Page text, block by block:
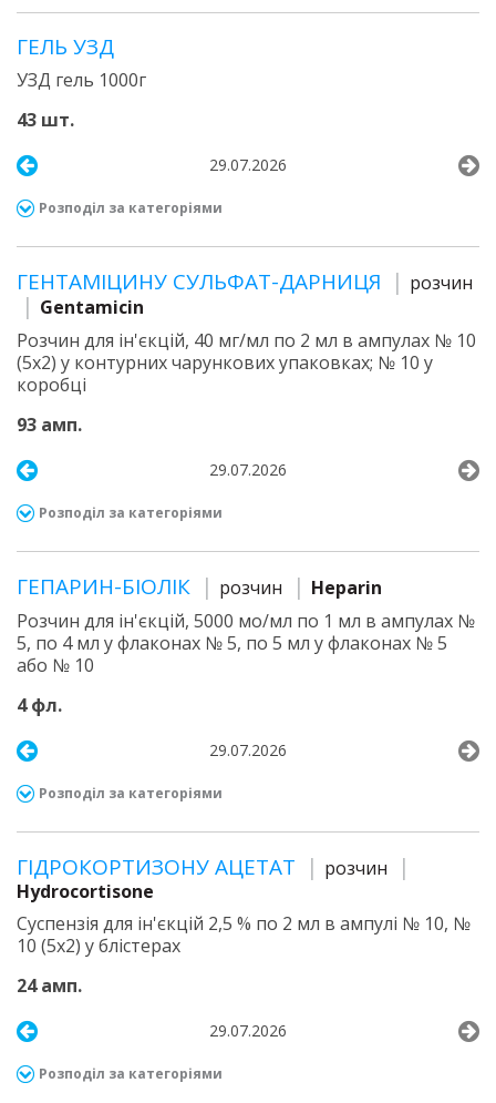
ГЕЛЬ УЗД
УЗД гель 1000г
43 шт.
29.07.2026
Розподіл за категоріями
ГЕНТАМІЦИНУ СУЛЬФАТ-ДАРНИЦЯ
розчин
Gentamicin
Розчин для ін'єкцій, 40 мг/мл по 2 мл в ампулах № 10
(5х2) у контурних чарункових упаковках; № 10 у
коробці
93 амп.
29.07.2026
Розподіл за категоріями
ГЕПАРИН-БІОЛІК розчин
Heparin
Розчин для ін'єкцій, 5000 мо/мл по 1 мл в ампулах №
5, по 4 мл у флаконах № 5, по 5 мл у флаконах № 5
або № 10
4 фл.
29.07.2026
Розподіл за категоріями
ГІДРОКОРТИЗОНУ АЦЕТАТ
розчин
Hydrocortisone
Суспензія для ін'єкцій 2,5 % по 2 мл в ампулі № 10, №
10 (5х2) у блістерах
24 амп.
29.07.2026
Розподіл за категоріями